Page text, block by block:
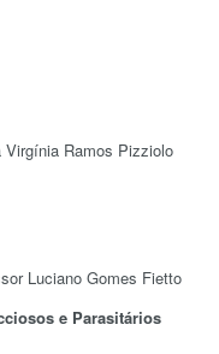
Ramos Pizziolo
Luciano Gomes Fietto
e Parasitários